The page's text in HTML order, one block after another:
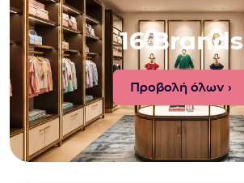
16 Brands
Προβολή όλων ›